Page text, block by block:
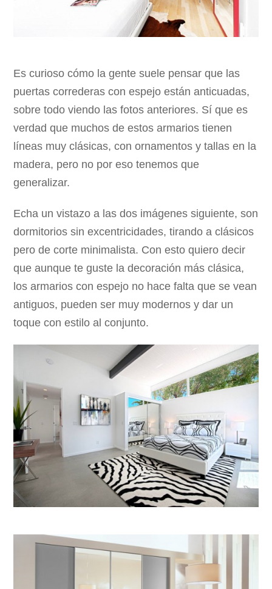
Es curioso cómo la gente suele pensar que las
puertas correderas con espejo están anticuadas,
sobre todo viendo las fotos anteriores. Sí que es
verdad que muchos de estos armarios tienen
líneas muy clásicas, con ornamentos y tallas en la
madera, pero no por eso tenemos que
generalizar.
Echa un vistazo a las dos imágenes siguiente, son
dormitorios sin excentricidades, tirando a clásicos
pero de corte minimalista. Con esto quiero decir
que aunque te guste la decoración más clásica,
los armarios con espejo no hace falta que se vean
antiguos, pueden ser muy modernos y dar un
toque con estilo al conjunto.